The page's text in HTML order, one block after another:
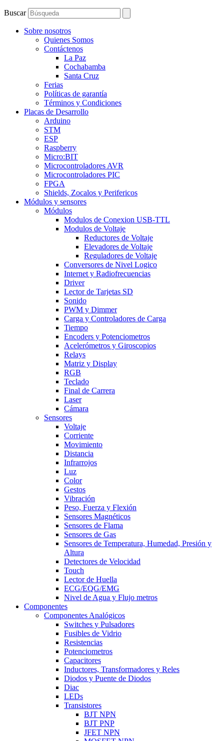
Buscar
Sobre nosotros
Quienes Somos
Contáctenos
La Paz
Cochabamba
Santa Cruz
Ferias
Políticas de garantía
Términos y Condiciones
Placas de Desarrollo
Arduino
STM
ESP
Raspberry
Micro:BIT
Microcontroladores AVR
Microcontroladores PIC
FPGA
Shields, Zocalos y Perifericos
Módulos y sensores
Módulos
Modulos de Conexion USB-TTL
Modulos de Voltaje
Reductores de Voltaje
Elevadores de Voltaje
Reguladores de Voltaje
Conversores de Nivel Logico
Internet y Radiofrecuencias
Driver
Lector de Tarjetas SD
Sonido
PWM y Dimmer
Carga y Controladores de Carga
Tiempo
Encoders y Potenciometros
Acelerómetros y Giroscopios
Relays
Matriz y Display
RGB
Teclado
Final de Carrera
Laser
Cámara
Sensores
Voltaje
Corriente
Movimiento
Distancia
Infrarrojos
Luz
Color
Gestos
Vibración
Peso, Fuerza y Flexión
Sensores Magnéticos
Sensores de Flama
Sensores de Gas
Sensores de Temperatura, Humedad, Presión y
Altura
Detectores de Velocidad
Touch
Lector de Huella
ECG/EQG/EMG
Nivel de Agua y Flujo metros
Componentes
Componentes Analógicos
Switches y Pulsadores
Fusibles de Vidrio
Resistencias
Potenciometros
Capacitores
Inductores, Transformadores y Reles
Diodos y Puente de Diodos
Diac
LEDs
Transistores
BJT NPN
BJT PNP
JFET NPN